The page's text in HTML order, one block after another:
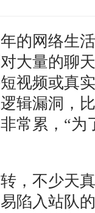
网络生活
大量的聊
视频或真
辑漏洞，
常累，“为
不少天真
陷入站队